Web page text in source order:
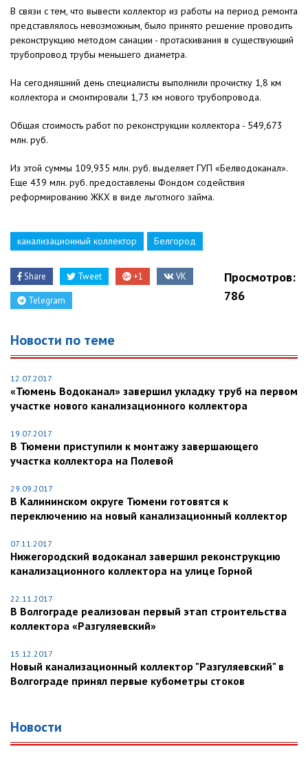
В связи с тем, что вывести коллектор из работы на период ремонта
представлялось невозможным, было принято решение проводить
реконструкцию методом санации - протаскивания в существующий
трубопровод трубы меньшего диаметра.
На сегодняшний день специалисты выполнили прочистку 1,8 км
коллектора и смонтировали 1,73 км нового трубопровода.
Общая стоимость работ по реконструкции коллектора - 549,673
млн. руб.
Из этой суммы 109,935 млн. руб. выделяет ГУП «Белводоканал».
Еще 439 млн. руб. предоставлены Фондом содействия
реформированию ЖКХ в виде льготного займа.
канализационный коллектор Белгород
Share Tweet +1 VK
Telegram
Просмотров:
786
Новости по теме
12.07.2017
«Тюмень Водоканал» завершил укладку труб на первом
участке нового канализационного коллектора
19.07.2017
В Тюмени приступили к монтажу завершающего
участка коллектора на Полевой
29.09.2017
В Калининском округе Тюмени готовятся к
переключению на новый канализационный коллектор
07.11.2017
Нижегородский водоканал завершил реконструкцию
канализационного коллектора на улице Горной
22.11.2017
В Волгограде реализован первый этап строительства
коллектора «Разгуляевский»
15.12.2017
Новый канализационный коллектор "Разгуляевский" в
Волгограде принял первые кубометры стоков
Новости